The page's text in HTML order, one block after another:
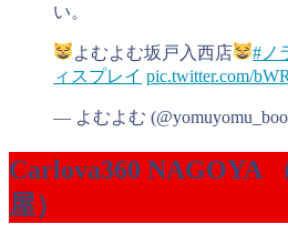
い。
よむよむ坂戸入西店 #ノ
ィスプレイ pic.twitter.com/
— よむよむ
Carlova360 NAGOYA
屋）